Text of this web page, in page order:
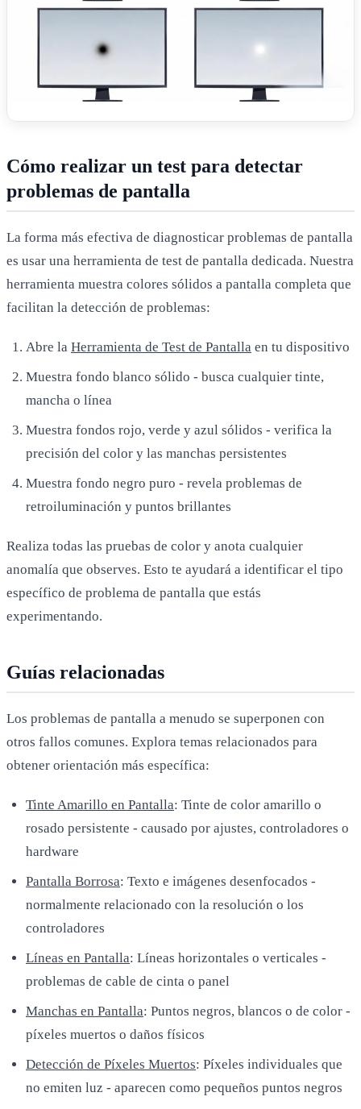
Cómo realizar un test para detectar
problemas de pantalla
La forma más efectiva de diagnosticar problemas de pantalla
es usar una herramienta de test de pantalla dedicada. Nuestra
herramienta muestra colores sólidos a pantalla completa que
facilitan la detección de problemas:
Abre la Herramienta de Test de Pantalla en tu dispositivo
Muestra fondo blanco sólido - busca cualquier tinte,
mancha o línea
Muestra fondos rojo, verde y azul sólidos - verifica la
precisión del color y las manchas persistentes
Muestra fondo negro puro - revela problemas de
retroiluminación y puntos brillantes
Realiza todas las pruebas de color y anota cualquier
anomalía que observes. Esto te ayudará a identificar el tipo
específico de problema de pantalla que estás
experimentando.
Guías relacionadas
Los problemas de pantalla a menudo se superponen con
otros fallos comunes. Explora temas relacionados para
obtener orientación más específica:
Tinte Amarillo en Pantalla: Tinte de color amarillo o
rosado persistente - causado por ajustes, controladores o
hardware
Pantalla Borrosa: Texto e imágenes desenfocados -
normalmente relacionado con la resolución o los
controladores
Líneas en Pantalla: Líneas horizontales o verticales -
problemas de cable de cinta o panel
Manchas en Pantalla: Puntos negros, blancos o de color -
píxeles muertos o daños físicos
Detección de Píxeles Muertos: Píxeles individuales que
no emiten luz - aparecen como pequeños puntos negros